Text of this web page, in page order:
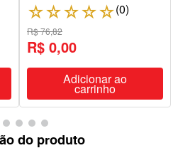
☆☆☆☆☆(0)
R$ 76,82
R$ 0,00
Adicionar ao
carrinho
do produto